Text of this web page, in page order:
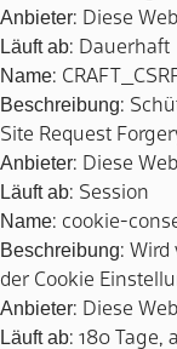
Anbieter: Diese
Läuft ab: Dauerhaft
Name:
Beschreibung:
Site Request
Anbieter: Diese
Läuft ab: Session
Name: cookie-
Beschreibung: Wird
der Cookie
Anbieter: Diese
Läuft ab: 180 Tage,